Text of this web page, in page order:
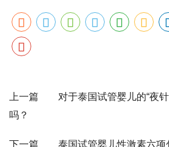
上一篇 对于泰国试管婴儿的“夜针
吗？
下一篇 泰国试管婴儿性激素六项